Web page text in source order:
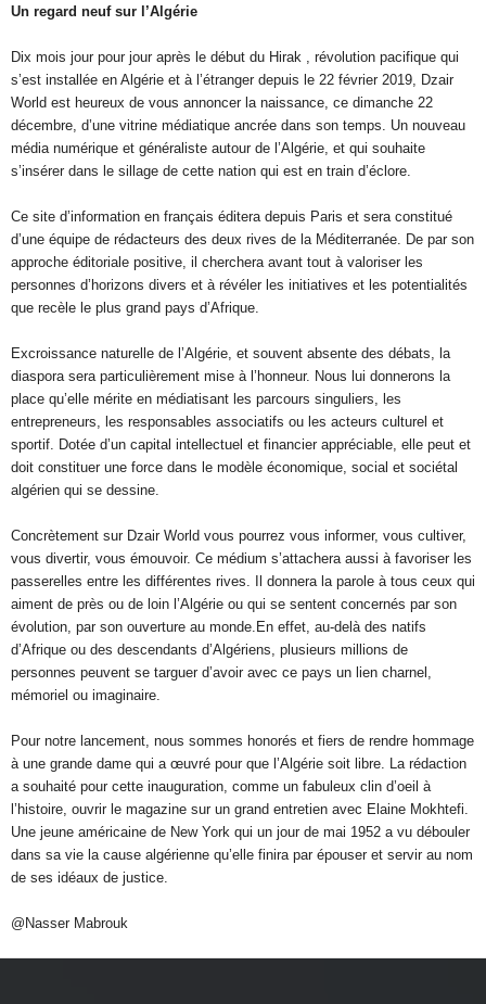
Un regard neuf sur l’Algérie
Dix mois jour pour jour après le début du Hirak , révolution pacifique qui
s’est installée en Algérie et à l’étranger depuis le 22 février 2019, Dzair
World est heureux de vous annoncer la naissance, ce dimanche 22
décembre, d’une vitrine médiatique ancrée dans son temps. Un nouveau
média numérique et généraliste autour de l’Algérie, et qui souhaite
s’insérer dans le sillage de cette nation qui est en train d’éclore.
Ce site d’information en français éditera depuis Paris et sera constitué
d’une équipe de rédacteurs des deux rives de la Méditerranée. De par son
approche éditoriale positive, il cherchera avant tout à valoriser les
personnes d’horizons divers et à révéler les initiatives et les potentialités
que recèle le plus grand pays d’Afrique.
Excroissance naturelle de l’Algérie, et souvent absente des débats, la
diaspora sera particulièrement mise à l’honneur. Nous lui donnerons la
place qu’elle mérite en médiatisant les parcours singuliers, les
entrepreneurs, les responsables associatifs ou les acteurs culturel et
sportif. Dotée d’un capital intellectuel et financier appréciable, elle peut et
doit constituer une force dans le modèle économique, social et sociétal
algérien qui se dessine.
Concrètement sur Dzair World vous pourrez vous informer, vous cultiver,
vous divertir, vous émouvoir. Ce médium s’attachera aussi à favoriser les
passerelles entre les différentes rives. Il donnera la parole à tous ceux qui
aiment de près ou de loin l’Algérie ou qui se sentent concernés par son
évolution, par son ouverture au monde.En effet, au-delà des natifs
d’Afrique ou des descendants d’Algériens, plusieurs millions de
personnes peuvent se targuer d’avoir avec ce pays un lien charnel,
mémoriel ou imaginaire.
Pour notre lancement, nous sommes honorés et fiers de rendre hommage
à une grande dame qui a œuvré pour que l’Algérie soit libre. La rédaction
a souhaité pour cette inauguration, comme un fabuleux clin d’oeil à
l’histoire, ouvrir le magazine sur un grand entretien avec Elaine Mokhtefi.
Une jeune américaine de New York qui un jour de mai 1952 a vu débouler
dans sa vie la cause algérienne qu’elle finira par épouser et servir au nom
de ses idéaux de justice.
@Nasser Mabrouk